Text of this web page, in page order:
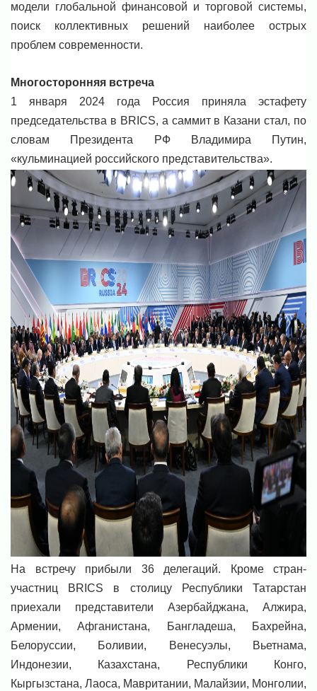
модели глобальной финансовой и торговой системы,
поиск коллективных решений наиболее острых
проблем современности.
Многосторонняя встреча
1 января 2024 года Россия приняла эстафету
председательства в BRICS, а саммит в Казани стал, по
словам Президента РФ Владимира Путин,
«кульминацией российского представительства».
На встречу прибыли 36 делегаций. Кроме стран-
участниц BRICS в столицу Республики Татарстан
приехали представители Азербайджана, Алжира,
Армении, Афганистана, Бангладеша, Бахрейна,
Белоруссии, Боливии, Венесуэлы, Вьетнама,
Индонезии, Казахстана, Республики Конго,
Кыргызстана, Лаоса, Мавритании, Малайзии, Монголии,